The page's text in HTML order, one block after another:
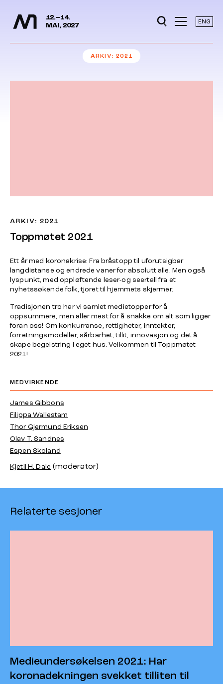
Hopp til hovedinnhold
12.–14.
MAI, 2027
ENG
ARKIV 2021
ARKIV: 2021
Toppmøtet 2021
Ett år med koronakrise: Fra bråstopp til uforutsigbar
langdistanse og endrede vaner for absolutt alle. Men også
lyspunkt, med oppløftende leser-og seertall fra et
nyhetssøkende folk, tjoret til hjemmets skjermer.
Tradisjonen tro har vi samlet medietopper for å
oppsummere, men aller mest for å snakke om alt som ligger
foran oss! Om konkurranse, rettigheter, inntekter,
forretningsmodeller, sårbarhet, tillit, innovasjon og det å
skape begeistring i eget hus. Velkommen til Toppmøtet
2021!
MEDVIRKENDE
James Gibbons
Filippa Wallestam
Thor Gjermund Eriksen
Olav T. Sandnes
Espen Skoland
Kjetil H. Dale (moderator)
Relaterte sesjoner
Medieundersøkelsen 2021: Har
koronadekningen svekket tilliten til